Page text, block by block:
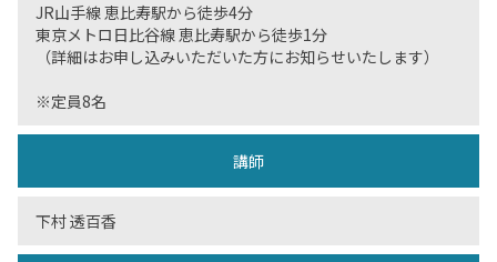
JR山手線 恵比寿駅から徒歩4分
東京メトロ日比谷線 恵比寿駅から徒歩1分
（詳細はお申し込みいただいた方にお知らせいたします）
※定員8名
講師
下村 透百香